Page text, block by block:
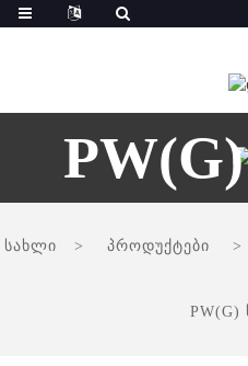
სახლი პროდუქტები
PW(G)